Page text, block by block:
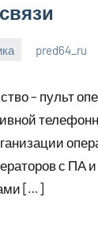
pred64_ru
– пульт
с ПА
[…]